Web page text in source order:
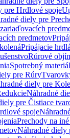
pre Hrdlové spoje
diely pre
predmetov
Pripájacie hrdlá
Rúrové
Spotrebný materiál
pre Rúry
diely pre
Náhradné
pre Čistiace
spoje
Prechody na
Náhradné diely